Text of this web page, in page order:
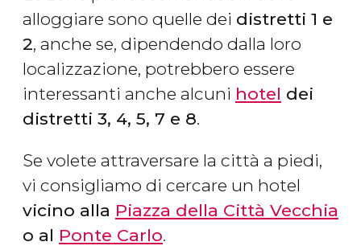
alloggiare sono quelle dei distretti 1 e
2, anche se, dipendendo dalla loro
localizzazione, potrebbero essere
interessanti anche alcuni hotel dei
distretti 3, 4, 5, 7 e 8.
Se volete attraversare la città a piedi,
vi consigliamo di cercare un hotel
vicino alla Piazza della Città Vecchia
o al Ponte Carlo.